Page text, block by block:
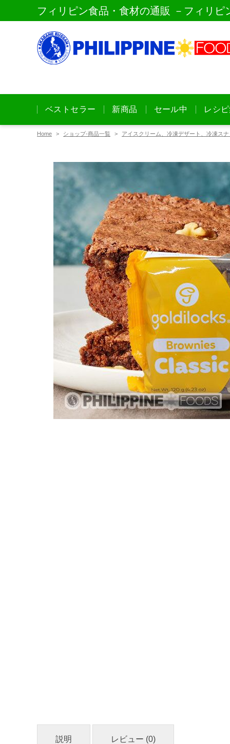
フィリピン食品・食材の通販 －フィリピ
ベストセラー 新商品 セール中 レシ
Home ショップ-商品一覧 アイスクリーム、冷凍デザート、冷凍ス
説明 レビュー (0)